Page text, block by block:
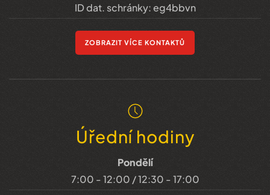
ID dat. schránky: eg4bbvn
ZOBRAZIT VÍCE KONTAKTŮ
Úřední hodiny
Pondělí
7:00 - 12:00 / 12:30 - 17:00